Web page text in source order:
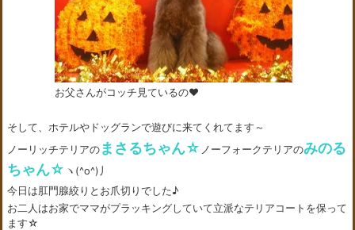
お父さんがコッチ見ているの❤
そして、ホテルやドッグランで遊びに来てくれてます～
ノーリッチテリアの まさるちゃん☆ ノーフォークテリアのみのる
ちゃん☆ ヽ(^o^)丿
今日は肛門腺絞りとお爪切りでした♪
お二人はお家でママがプラッキングしていて立派なテリアコートを保って
ます☆